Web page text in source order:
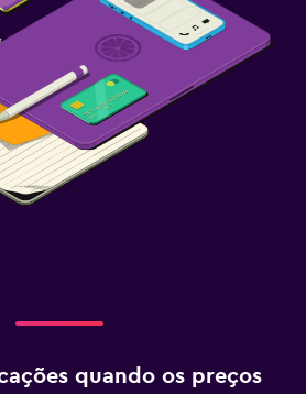
quando os preços